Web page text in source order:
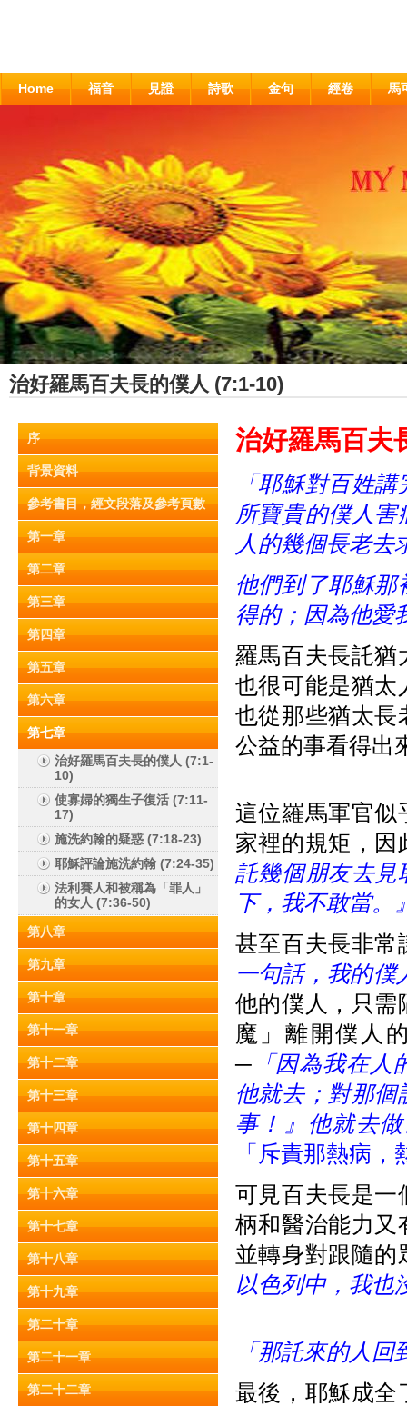
Home 福音 見證 詩歌 金句 經卷 馬
治好羅馬百夫長的僕人 (7:1-10)
序
背景資料
參考書目，經文段落及參考頁數
第一章
第二章
第三章
第四章
第五章
第六章
第七章
治好羅馬百夫長的僕人 (7:1-
10)
使寡婦的獨生子復活 (7:11-
17)
施洗約翰的疑惑 (7:18-23)
耶穌評論施洗約翰 (7:24-35)
法利賽人和被稱為「罪人」
的女人 (7:36-50)
第八章
第九章
第十章
第十一章
第十二章
第十三章
第十四章
第十五章
第十六章
第十七章
第十八章
第十九章
第二十章
第二十一章
第二十二章
治好羅馬百夫
「耶穌對百姓
所寶貴的僕人
人的幾個長老去
他們到了耶穌
得的；因為他愛
羅馬百夫長託猶
也很可能是猶太
也從那些猶太長
公益的事看得出
這位羅馬軍官似
家裡的規矩，因
託幾個朋友去見
下，我不敢當。
甚至百夫長非常
一句話，我的僕
他的僕人，只需
魔」離開僕人
─「因為我在人
他就去；對那
事！』他就去
「斥責那熱病
可見百夫長是一
柄和醫治能力又
並轉身對跟隨的
以色列中，我也
「那託來的人
最後，耶穌成全